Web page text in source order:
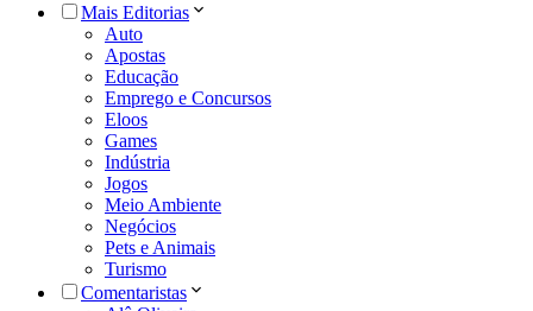
Mais Editorias
Auto
Apostas
Educação
Emprego e Concursos
Eloos
Games
Indústria
Jogos
Meio Ambiente
Negócios
Pets e Animais
Turismo
Comentaristas